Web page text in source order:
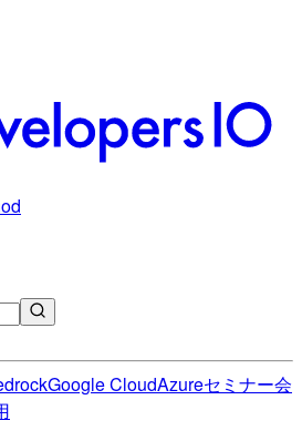
Google CloudAzureセミナー会